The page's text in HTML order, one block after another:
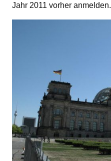
Jahr 2011 vorher anmelden.